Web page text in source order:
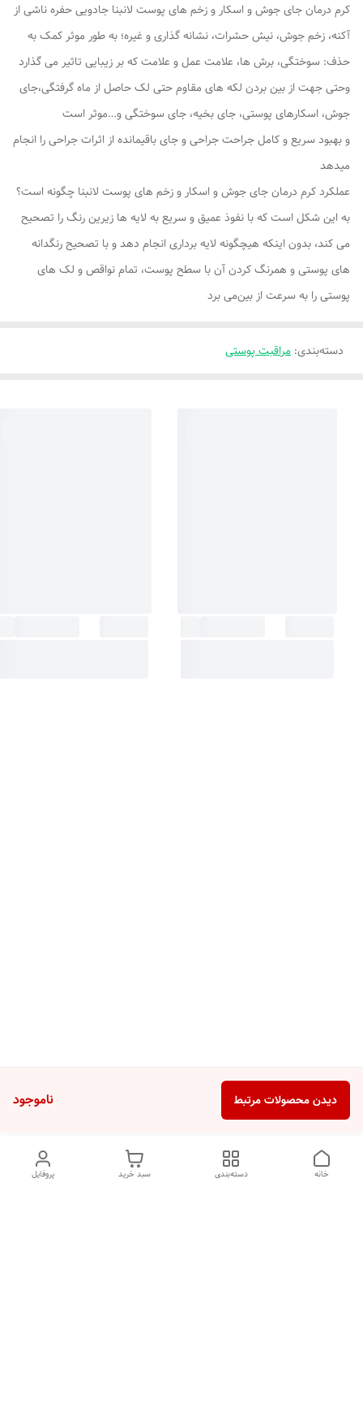
ناموجود دیدن محصولات مرتبط
کرم درمان جای جوش و اسکار و زخم های پوست لانبنا جادویی حفره ناشی از
آکنه، زخم جوش، نیش حشرات، نشانه گذاری و غیره؛ به طور موثر کمک به
حذف: سوختگی، برش ها، علامت عمل و علامت که بر زیبایی تاثیر می گذارد
وحتی جهت از بین بردن لکه های مقاوم حتی لک حاصل از ماه گرفتگی،جای
جوش، اسکارهای پوستی، جای بخیه، جای سوختگی و…موثر است
و بهبود سریع و کامل جراحت جراحی و جای باقیمانده از اثرات جراحی را انجام
میدهد
عملکرد کرم درمان جای جوش و اسکار و زخم های پوست لانبنا چگونه است؟
به این شکل است که با نفوذ عمیق و سریع به لایه ها زیرین رنگ را تصحیح
می کند، بدون اینکه هیچگونه لایه برداری انجام دهد و با تصحیح رنگدانه
های پوستی و همرنگ کردن آن با سطح پوست، تمام نواقص و لک های
پوستی را به سرعت از بین‌می برد
دسته‌بندی: مراقبت پوستی
پروفایل سبد خرید دسته‌بندی خانه